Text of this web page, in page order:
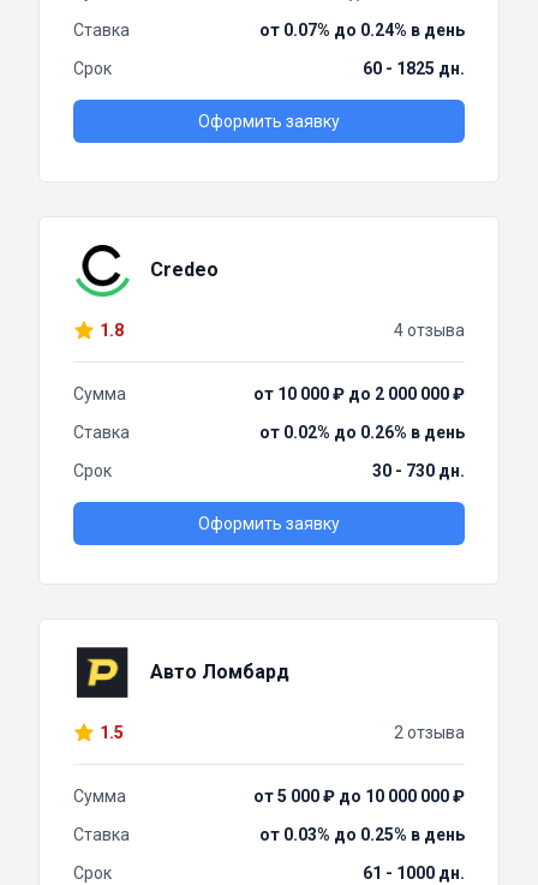
Ставка
от 0.07% до 0.24% в день
Срок
60 - 1825 дн.
Оформить заявку
Credeo
1.8 4 отзыва
Сумма
от 10 000 ₽ до 2 000 000 ₽
Ставка
от 0.02% до 0.26% в день
Срок
30 - 730 дн.
Оформить заявку
Авто Ломбард
1.5 2 отзыва
Сумма
от 5 000 ₽ до 10 000 000 ₽
Ставка
от 0.03% до 0.25% в день
Срок
61 - 1000 дн.